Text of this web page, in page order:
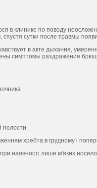
в клинике по поводу
сутки после травмы
в акте дыхания,
симптомы раздражения
полости
хребта в грудному i
наявностi лише м'яких